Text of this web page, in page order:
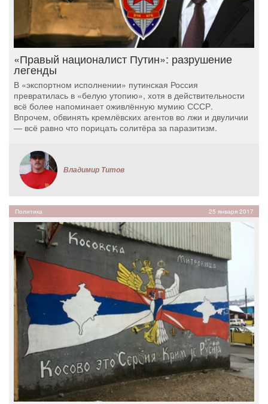
«Правый националист Путин»: разрушение
легенды
В «экспортном исполнении» путинская Россия
превратилась в «белую утопию», хотя в действительности
всё более напоминает оживлённую мумию СССР.
Впрочем, обвинять кремлёвских агентов во лжи и двуличии
— всё равно что порицать солитёра за паразитизм.
Владимир Титов
Политика 25 января 2017